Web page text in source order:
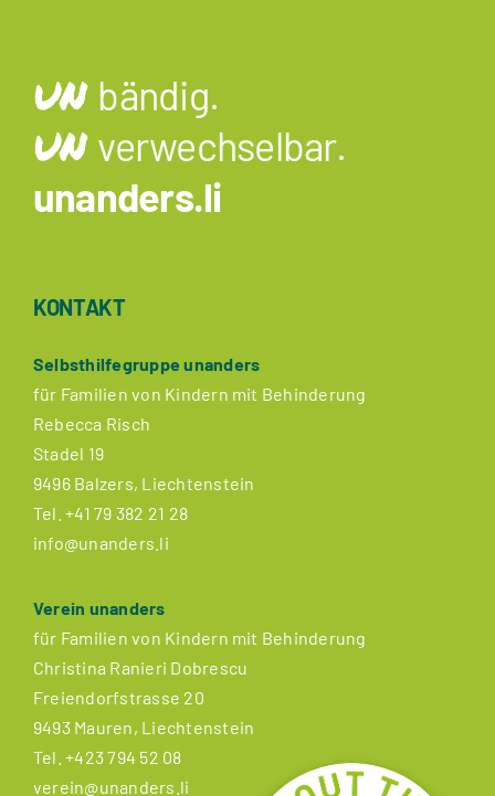
KONTAKT
UN bändig.
UN verwechselbar.
unanders.li
Selbsthilfegruppe unanders
für Familien von Kindern mit Behinderung
Rebecca Risch
Stadel 19
9496 Balzers, Liechtenstein
Tel.+41 79 382 21 28
info@unanders.li
Verein unanders
für Familien von Kindern mit Behinderung
Christina Ranieri Dobrescu
Freiendorfstrasse 20
9493 Mauren, Liechtenstein
Tel.+423 794 52 08
verein@unanders.li